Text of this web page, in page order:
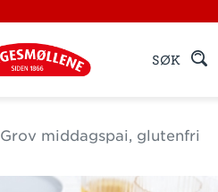
SØK
Grov middagspai, glutenfri